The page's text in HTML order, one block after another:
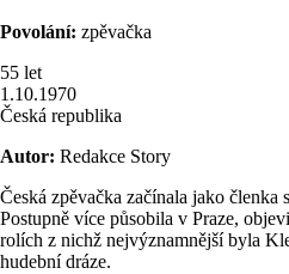
Povolání: zpěvačka
55 let
1.10.1970
Česká republika
Autor: Redakce Story
Česká zpěvačka začínala jako
Postupně více působila v Praze,
rolích z nichž nejvýznamnější byla
hudební dráze.